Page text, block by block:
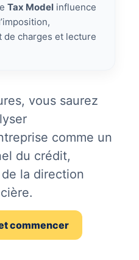
Tax Model influence
charges et lecture
vous saurez
comme un
du crédit,
la direction
commencer